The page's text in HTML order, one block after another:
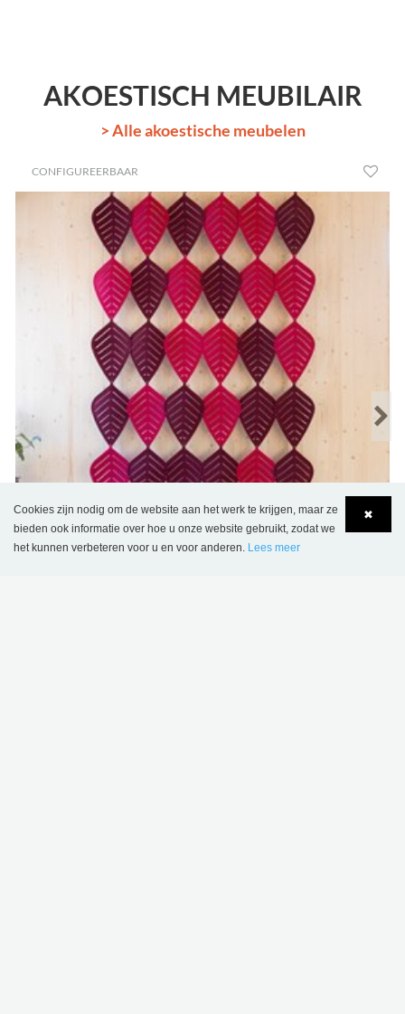
AKOESTISCH MEUBILAIR
> Alle akoestische meubelen
CONFIGUREERBAAR
✖
Cookies zijn nodig om de website aan het werk te krijgen, maar ze
bieden ook informatie over hoe u onze website gebruikt, zodat we
het kunnen verbeteren voor u en voor anderen. Lees meer